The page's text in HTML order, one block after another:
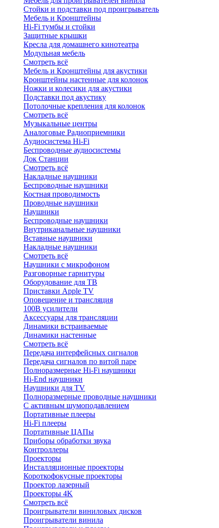
Стойки и подставки под проигрыватель
Мебель и Кронштейны
Hi-Fi тумбы и стойки
Защитные крышки
Кресла для домашнего кинотеатра
Модульная мебель
Смотреть всё
Мебель и Кронштейны для акустики
Кронштейны настенные для колонок
Ножки и колесики для акустики
Подставки под акустику
Потолочные крепления для колонок
Смотреть всё
Музыкальные центры
Аналоговые Радиоприемники
Аудиосистема Hi-Fi
Беспроводные аудиосистемы
Док Станции
Смотреть всё
Накладные наушники
Беспроводные наушники
Костная проводимость
Проводные наушники
Наушники
Беспроводные наушники
Внутриканальные наушники
Вставные наушники
Накладные наушники
Смотреть всё
Наушники с микрофоном
Разговорные гарнитуры
Оборудование для ТВ
Приставки Apple TV
Оповещение и трансляция
100В усилители
Аксессуары для трансляции
Динамики встраиваемые
Динамики настенные
Смотреть всё
Передача интерфейсных сигналов
Передача сигналов по витой паре
Полноразмерные Hi-Fi наушники
Hi-End наушники
Наушники для TV
Полноразмерные проводные наушники
С активным шумоподавлением
Портативные плееры
Hi-Fi плееры
Портативные ЦАПы
Приборы обработки звука
Контроллеры
Проекторы
Инсталляционные проекторы
Короткофокусные проекторы
Проектор лазерный
Проекторы 4K
Смотреть всё
Проигрыватели виниловых дисков
Проигрыватели винила